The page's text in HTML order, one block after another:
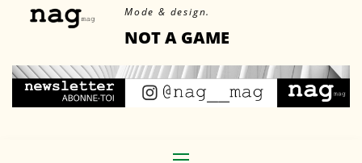
Mode & design.
NOT A GAME